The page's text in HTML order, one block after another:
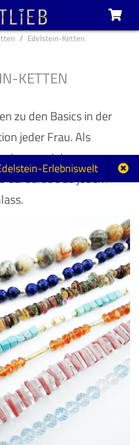
Erlebniswelt
Edelstein-Ketten
KETTEN
zu den Basics in der
jeder Frau. Als
veredeln unsere
Garderobe zu jedem